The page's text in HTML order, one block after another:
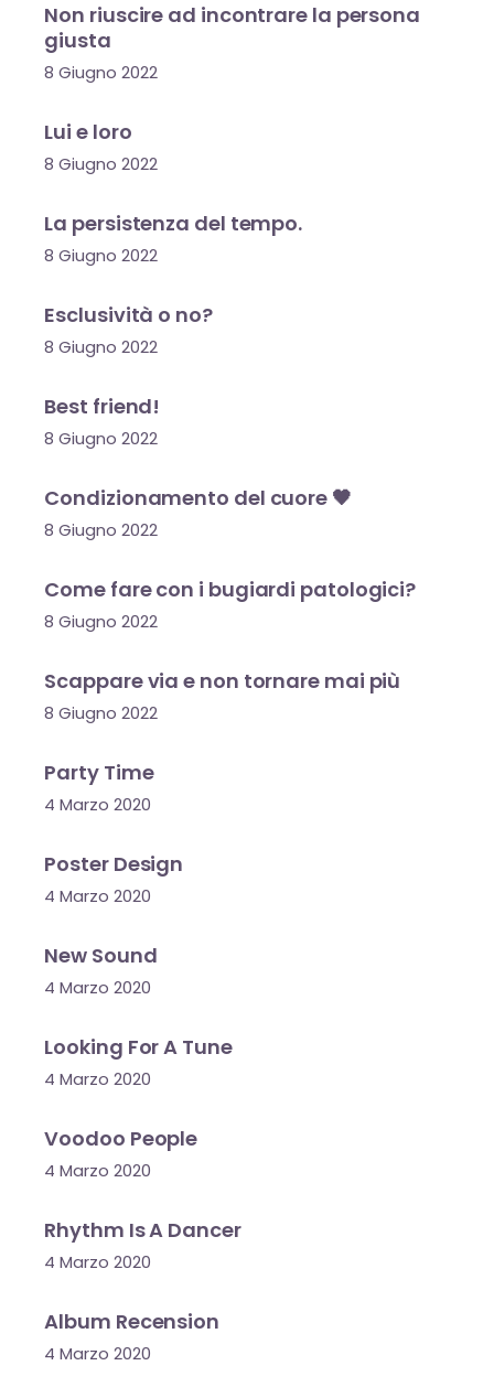
Non riuscire ad incontrare la persona
giusta
8 Giugno 2022
Lui e loro
8 Giugno 2022
La persistenza del tempo.
8 Giugno 2022
Esclusività o no?
8 Giugno 2022
Best friend!
8 Giugno 2022
Condizionamento del cuore 🖤
8 Giugno 2022
Come fare con i bugiardi patologici?
8 Giugno 2022
Scappare via e non tornare mai più
8 Giugno 2022
Party Time
4 Marzo 2020
Poster Design
4 Marzo 2020
New Sound
4 Marzo 2020
Looking For A Tune
4 Marzo 2020
Voodoo People
4 Marzo 2020
Rhythm Is A Dancer
4 Marzo 2020
Album Recension
4 Marzo 2020